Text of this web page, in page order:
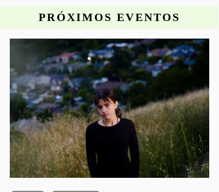
PRÓXIMOS EVENTOS